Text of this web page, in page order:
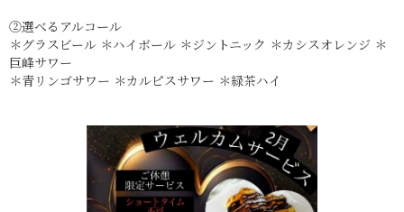
②選べるアルコール
＊グラスビール ＊ハイボール ＊ジントニック ＊カシスオレンジ ＊
巨峰サワー
＊青リンゴサワー ＊カルピスサワー ＊緑茶ハイ